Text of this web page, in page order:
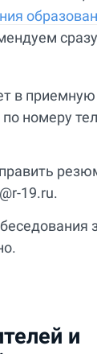
в
номеру
19.ru.
и